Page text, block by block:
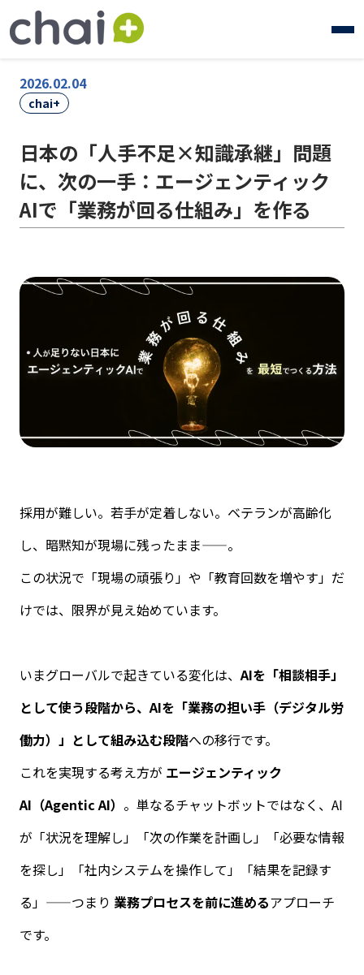
2026.02.04
chai+
日本の「人手不足×知識承継」問題
に、次の一手：エージェンティック
AIで「業務が回る仕組み」を作る
採用が難しい。若手が定着しない。ベテランが高齢化
し、暗黙知が現場に残ったまま——。
この状況で「現場の頑張り」や「教育回数を増やす」だ
けでは、限界が見え始めています。
いまグローバルで起きている変化は、AIを「相談相手」
として使う段階から、AIを「業務の担い手（デジタル労
働力）」として組み込む段階への移行です。
これを実現する考え方が エージェンティック
AI （Agentic AI） 。単なるチャットボットではなく、 AI
が「状況を理解し」「次の作業を計画し」「必要な情報
を探し」「社内システムを操作して」「結果を記録す
る」——つまり 業務プロセスを前に進めるアプローチ
です。